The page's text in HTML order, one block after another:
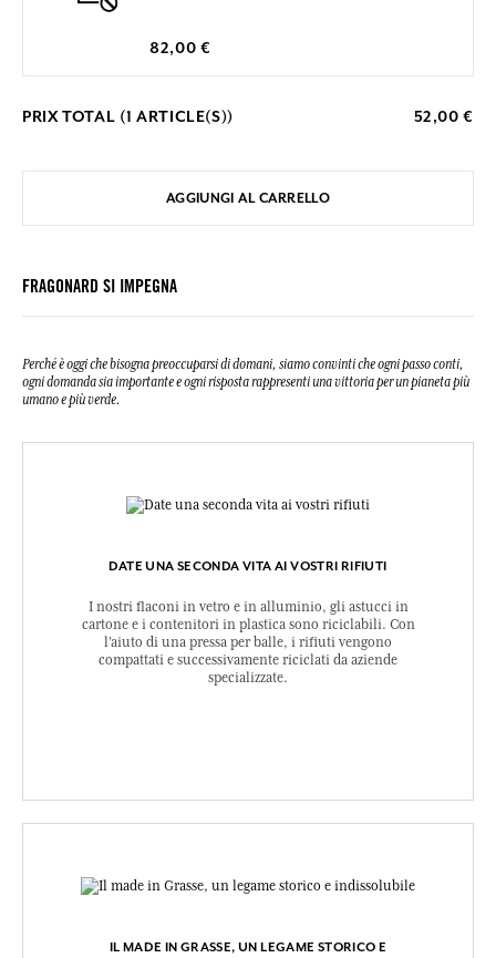
82,00 €
PRIX TOTAL (1 ARTICLE(S)) 52,00 €
AGGIUNGI AL CARRELLO
FRAGONARD SI IMPEGNA
Perché è oggi che bisogna preoccuparsi di domani, siamo convinti che ogni passo conti,
ogni domanda sia importante e ogni risposta rappresenti una vittoria per un pianeta più
umano e più verde.
DATE UNA SECONDA VITA AI VOSTRI RIFIUTI
I nostri flaconi in vetro e in alluminio, gli astucci in
cartone e i contenitori in plastica sono riciclabili. Con
l’aiuto di una pressa per balle, i rifiuti vengono
compattati e successivamente riciclati da aziende
specializzate.
IL MADE IN GRASSE, UN LEGAME STORICO E